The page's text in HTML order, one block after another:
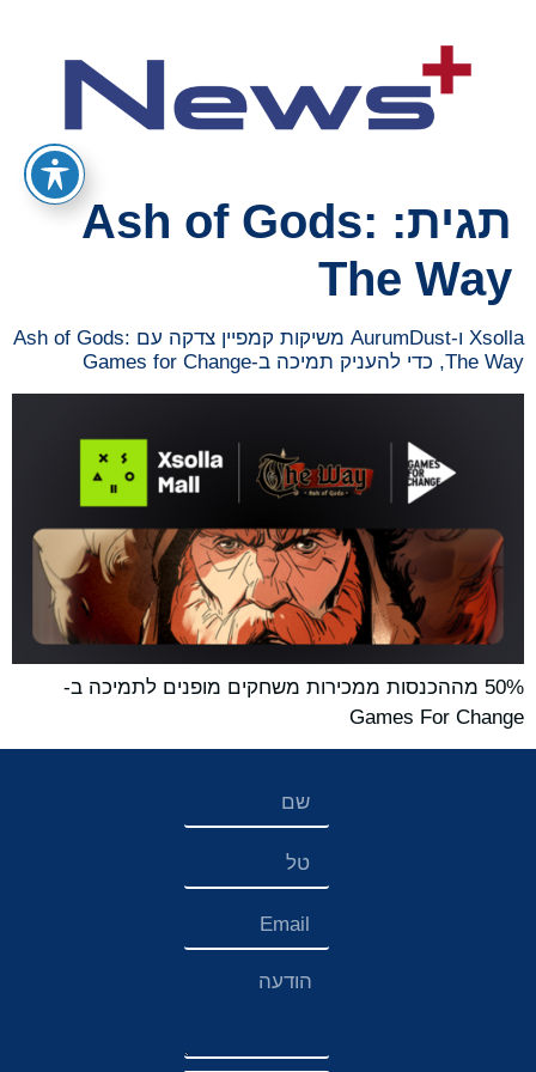
תגית: Ash of Gods:
The Way
Xsolla ו-AurumDust משיקות קמפיין צדקה עם Ash of Gods:
The Way, כדי להעניק תמיכה ב-Games for Change
50% מההכנסות ממכירות משחקים מופנים לתמיכה ב-
Games For Change